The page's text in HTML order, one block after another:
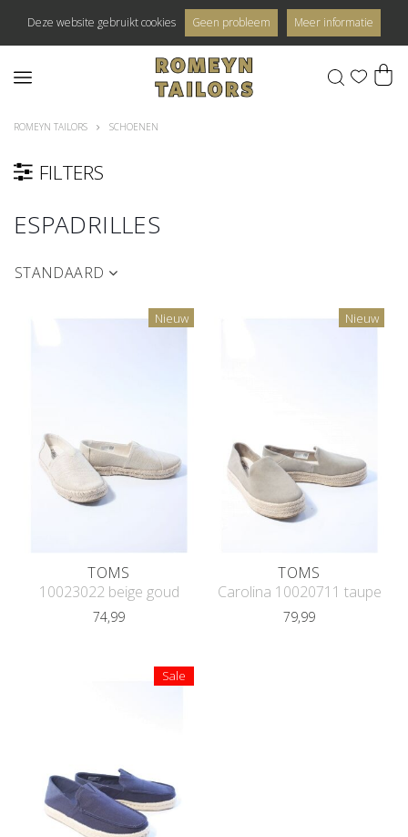
Deze website gebruikt cookies Geen probleem Meer informatie
0
ROMEYN TAILORS SCHOENEN
FILTERS
ESPADRILLES
STANDAARD
TOMS
10023022 beige goud
74,99
Nieuw
TOMS
Carolina 10020711 taupe
79,99
Nieuw
Sale